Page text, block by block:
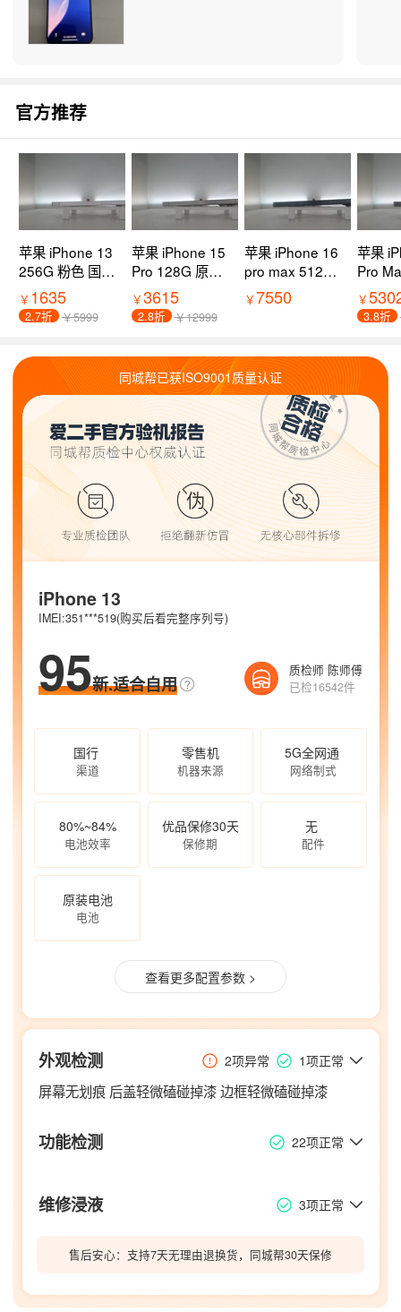
官方推荐
苹果 iPhone 13
256G 粉色 国行
9新 5G全网通
过保
￥ 1635
2.7折 ￥5999
苹果 iPhone 15
Pro 128G 原色
钛金属 国行 8新
5G全网通 过保
￥3615
2.8折 ￥12999
苹果 iPhone 16
pro max 512G
黑色钛金属 国行
95新 5G全网通
￥7550
苹果
Pro
黑色
99新
过保
￥
3.8折
同城帮已获ISO9001质量认证
iPhone 13
IMEI:351***519(购买后看完整序列号)
95新.适合自用
质检师 陈师傅
已检16542件
国行
渠道
零售机
机器来源
5G全网通
网络制式
80%~84%
电池效率
优品保修30天
保修期
无
配件
原装电池
电池
查看更多配置参数 >
外观检测 2项异常 1项正常
屏幕无划痕 后盖轻微磕碰掉漆 边框轻微磕碰掉漆
功能检测 22项正常
维修浸液 3项正常
售后安心：支持7天无理由退换货，同城帮30天保修